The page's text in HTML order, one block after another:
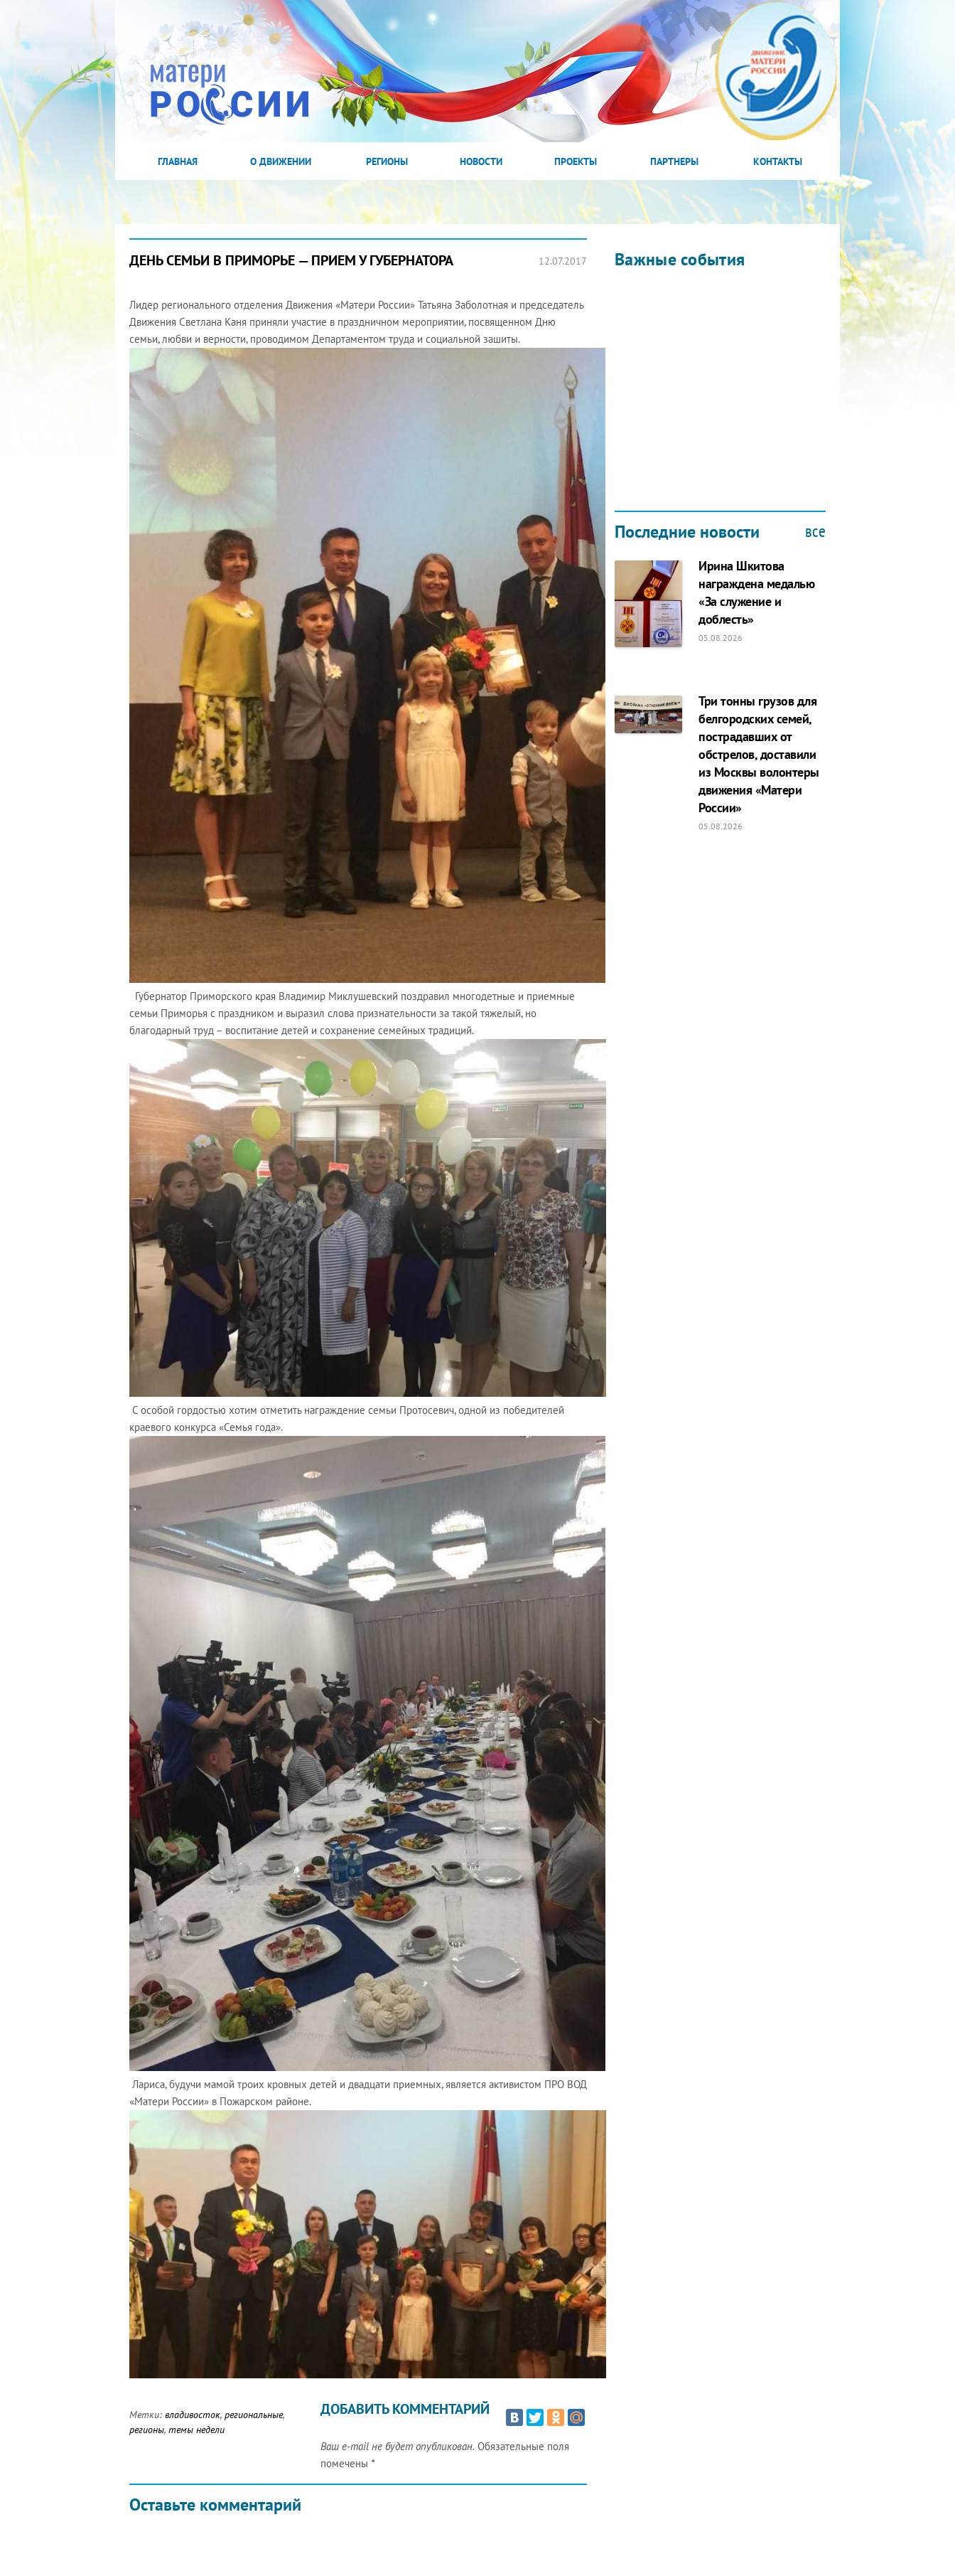
ГЛАВНАЯ О ДВИЖЕНИИ РЕГИОНЫ НОВОСТИ ПРОЕКТЫ ПАРТНЕРЫ КОНТАКТЫ
ДЕНЬ СЕМЬИ В ПРИМОРЬЕ — ПРИЕМ У ГУБЕРНАТОРА 12.07.2017
Лидер регионального отделения Движения «Матери России» Татьяна Заболотная и председатель
Движения Светлана Каня приняли участие в праздничном мероприятии, посвященном Дню
семьи, любви и верности, проводимом Департаментом труда и социальной зашиты.
Губернатор Приморского края Владимир Миклушевский поздравил многодетные и приемные
семьи Приморья с праздником и выразил слова признательности за такой тяжелый, но
благодарный труд – воспитание детей и сохранение семейных традиций.
С особой гордостью хотим отметить награждение семьи Протосевич, одной из победителей
краевого конкурса «Семья года».
Лариса, будучи мамой троих кровных детей и двадцати приемных, является активистом ПРО ВОД
«Матери России» в Пожарском районе.
Метки: владивосток, региональные,
регионы, темы недели
Оставьте комментарий
ДОБАВИТЬ КОММЕНТАРИЙ
Ваш e-mail не будет опубликован. Обязательные поля
помечены *
Важные события
КУБОК ДРУЖБЫ
Последние новости все
Ирина Шкитова
награждена медалью
«За служение и
доблесть»
05.08.2026
Три тонны грузов для
белгородских семей,
пострадавших от
обстрелов, доставили
из Москвы волонтеры
движения «Матери
России»
05.08.2026